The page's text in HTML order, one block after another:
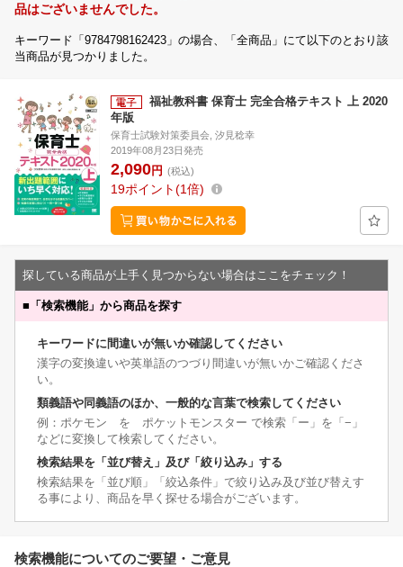
品はございませんでした。
キーワード「9784798162423」の場合、「全商品」にて以下のとおり該
当商品が見つかりました。
福祉教科書 保育士 完全合格テキスト 上 2020
年版
保育士試験対策委員会, 汐見稔幸
2019年08月23日発売
2,090円 (税込)
19ポイント 1倍
探している商品が上手く見つからない場合はここをチェック！
■ 「検索機能」から商品を探す
キーワードに間違いが無いか確認してください
漢字の変換違いや英単語のつづり間違いが無いかご確認くださ
い。
類義語や同義語のほか、一般的な言葉で検索してください
例：ポケモン を ポケットモンスター で検索「ー」を「−」
などに変換して検索してください。
検索結果を「並び替え」及び「絞り込み」する
検索結果を「並び順」「絞込条件」で絞り込み及び並び替えす
る事により、商品を早く探せる場合がございます。
検索機能についてのご要望・ご意見